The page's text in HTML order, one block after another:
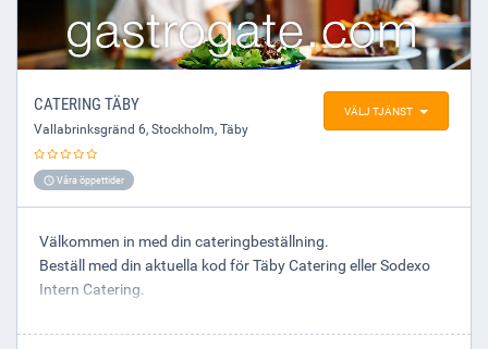
Beställer du catering kör vi ut beställningen enligt
överenskommelse.
Välkommen in till oss på Café Kärven och låt vår trevliga
personal ta hand om dig!
VÄLJ TJÄNST
CATERING TÄBY
Vallabrinksgränd 6, Stockholm, Täby
Våra öppettider
Välkommen in med din cateringbeställning.
Beställ med din aktuella kod för Täby Catering eller Sodexo
Intern Catering.